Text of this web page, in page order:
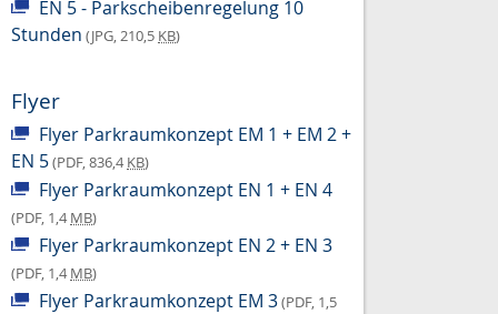
EN 5 - Parkscheibenregelung 10
Stunden (JPG, 210,5 KB)
Flyer
Flyer Parkraumkonzept EM 1 + EM 2 +
EN 5(PDF, 836,4KB)
Flyer Parkraumkonzept EN 1 + EN 4
(PDF, 1,4MB)
Flyer Parkraumkonzept EN 2 + EN 3
(PDF, 1,4MB)
Flyer Parkraumkonzept EM 3(PDF, 1,5